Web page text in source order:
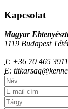
Kapcsolat
Magyar
1119 Budapest
T: +36 70 465 3911
E: